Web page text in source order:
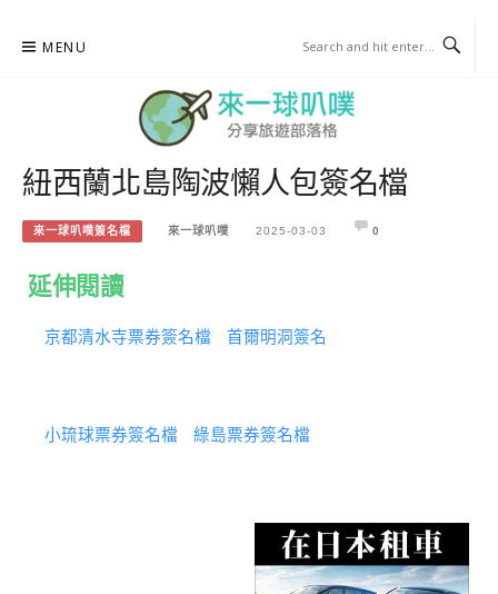
MENU
來一球叭噗
紐西蘭北島陶波懶人包簽名檔
來一球叭噗簽名檔 來一球叭噗 2025-03-03 0
延伸閱讀
京都清水寺票券簽名檔 首爾明洞簽名
小琉球票券簽名檔 綠島票券簽名檔